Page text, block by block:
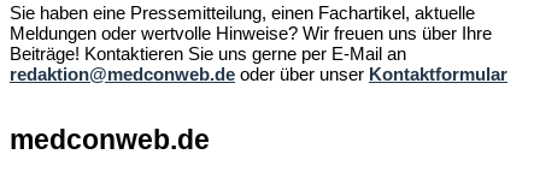
Sie haben eine Pressemitteilung, einen Fachartikel, aktuelle
Meldungen oder wertvolle Hinweise? Wir freuen uns über Ihre
Beiträge! Kontaktieren Sie uns gerne per E-Mail an
redaktion@medconweb.de oder über unser Kontaktformular
medconweb.de